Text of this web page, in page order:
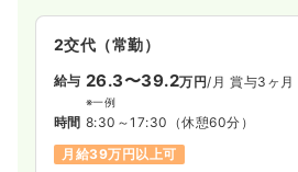
2交代（常勤）
給与 26.3〜39.2万円/月 賞与3ヶ月
※一例
時間 8:30～17:30 （休憩60分）
月給39万円以上可